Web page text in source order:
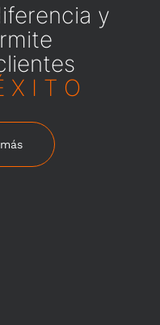
y
X I T O